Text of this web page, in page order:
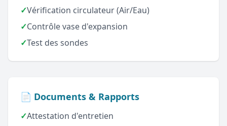
✓Vérification circulateur (Air/Eau)
✓Contrôle vase d'expansion
✓Test des sondes
📄 Documents & Rapports
✓Attestation d'entretien